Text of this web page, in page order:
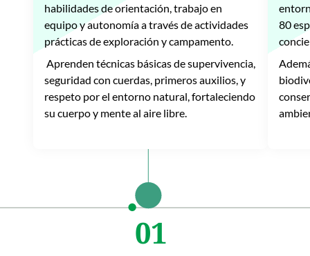
01
habilidades de orientación, trabajo en
equipo y autonomía a través de actividades
prácticas de exploración y campamento.
Aprenden técnicas básicas de supervivencia,
seguridad con cuerdas, primeros auxilios, y
respeto por el entorno natural, fortaleciendo
su cuerpo y mente al aire libre.
80